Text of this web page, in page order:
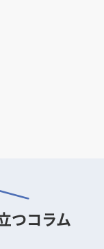
つコラム